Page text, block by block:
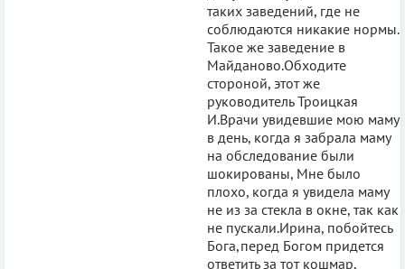
таких заведений, где не
соблюдаются никакие нормы.
Такое же заведение в
Майданово.Обходите
стороной, этот же
руководитель Троицкая
И.Врачи увидевшие мою маму
в день, когда я забрала маму
на обследование были
шокированы, Мне было
плохо, когда я увидела маму
не из за стекла в окне, так как
не пускали.Ирина, побойтесь
Бога,перед Богом придется
ответить за тот кошмар,